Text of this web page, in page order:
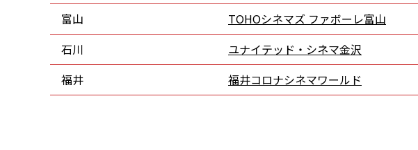
富山
TOHOシネマズ ファボーレ富山
石川
ユナイテッド・シネマ金沢
福井
福井コロナシネマワールド